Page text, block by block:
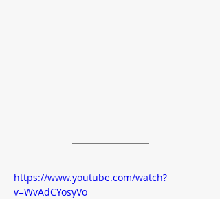
https://www.youtube.com/watch?
v=WvAdCYosyVo